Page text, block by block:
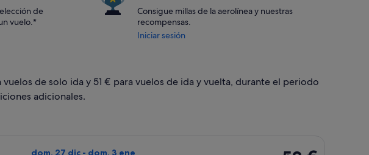
de
vuelo.*
Consigue millas de la aerolínea y nuestras
recompensas.
Iniciar sesión
de solo ida y 51 € para vuelos de ida y vuelta, durante el periodo
adicionales.
dom, 27 dic - dom, 3 ene